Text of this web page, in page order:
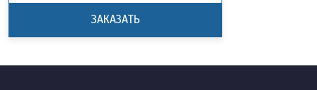
ЗАКАЗАТЬ